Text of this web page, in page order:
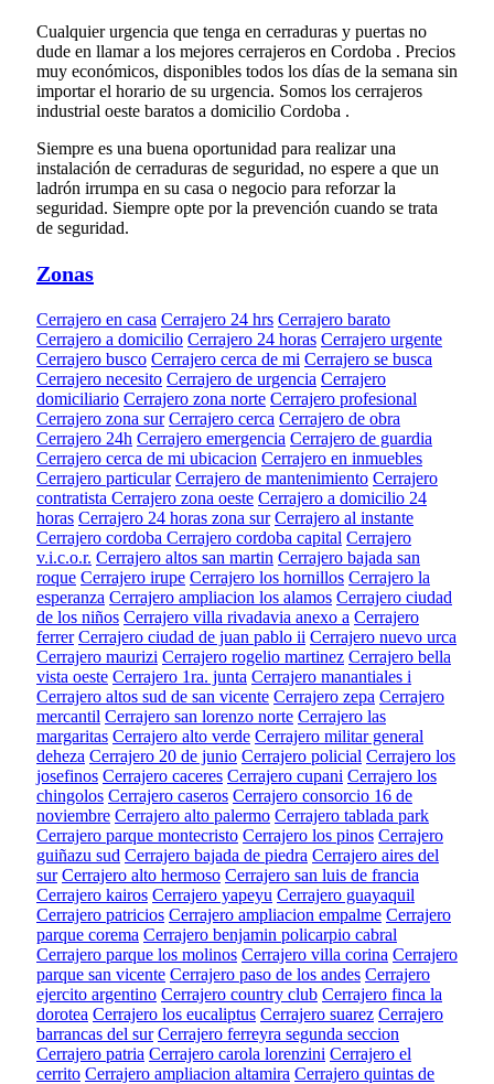
Cualquier urgencia que tenga en cerraduras y puertas no
dude en llamar a los mejores cerrajeros en Cordoba . Precios
muy económicos, disponibles todos los días de la semana sin
importar el horario de su urgencia. Somos los cerrajeros
industrial oeste baratos a domicilio Cordoba .
Siempre es una buena oportunidad para realizar una
instalación de cerraduras de seguridad, no espere a que un
ladrón irrumpa en su casa o negocio para reforzar la
seguridad. Siempre opte por la prevención cuando se trata
de seguridad.
Zonas
Cerrajero en casa Cerrajero 24 hrs Cerrajero barato
Cerrajero a domicilio Cerrajero 24 horas Cerrajero urgente
Cerrajero busco Cerrajero cerca de mi Cerrajero se busca
Cerrajero necesito Cerrajero de urgencia Cerrajero
domiciliario Cerrajero zona norte Cerrajero profesional
Cerrajero zona sur Cerrajero cerca Cerrajero de obra
Cerrajero 24h Cerrajero emergencia Cerrajero de guardia
Cerrajero cerca de mi ubicacion Cerrajero en inmuebles
Cerrajero particular Cerrajero de mantenimiento Cerrajero
contratista Cerrajero zona oeste Cerrajero a domicilio 24
horas Cerrajero 24 horas zona sur Cerrajero al instante
Cerrajero cordoba Cerrajero cordoba capital Cerrajero
v.i.c.o.r. Cerrajero altos san martin Cerrajero bajada san
roque Cerrajero irupe Cerrajero los hornillos Cerrajero la
esperanza Cerrajero ampliacion los alamos Cerrajero ciudad
de los niños Cerrajero villa rivadavia anexo a Cerrajero
ferrer Cerrajero ciudad de juan pablo ii Cerrajero nuevo urca
Cerrajero maurizi Cerrajero rogelio martinez Cerrajero bella
vista oeste Cerrajero 1ra. junta Cerrajero manantiales i
Cerrajero altos sud de san vicente Cerrajero zepa Cerrajero
mercantil Cerrajero san lorenzo norte Cerrajero las
margaritas Cerrajero alto verde Cerrajero militar general
deheza Cerrajero 20 de junio Cerrajero policial Cerrajero los
josefinos Cerrajero caceres Cerrajero cupani Cerrajero los
chingolos Cerrajero caseros Cerrajero consorcio 16 de
noviembre Cerrajero alto palermo Cerrajero tablada park
Cerrajero parque montecristo Cerrajero los pinos Cerrajero
guiñazu sud Cerrajero bajada de piedra Cerrajero aires del
sur Cerrajero alto hermoso Cerrajero san luis de francia
Cerrajero kairos Cerrajero yapeyu Cerrajero guayaquil
Cerrajero patricios Cerrajero ampliacion empalme Cerrajero
parque corema Cerrajero benjamin policarpio cabral
Cerrajero parque los molinos Cerrajero villa corina Cerrajero
parque san vicente Cerrajero paso de los andes Cerrajero
ejercito argentino Cerrajero country club Cerrajero finca la
dorotea Cerrajero los eucaliptus Cerrajero suarez Cerrajero
barrancas del sur Cerrajero ferreyra segunda seccion
Cerrajero patria Cerrajero carola lorenzini Cerrajero el
cerrito Cerrajero ampliacion altamira Cerrajero quintas de